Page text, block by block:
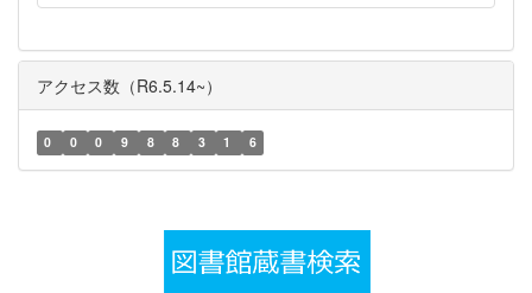
アクセス数（R6.5.14~）
0 0 0 9 8 8 3 1 6